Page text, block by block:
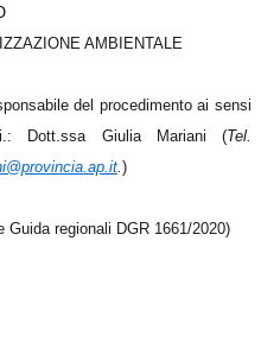
AMBIENTALE
del procedimento ai sensi
Dott.ssa Giulia Mariani (Tel.
.)
Guida regionali DGR 1661/2020)